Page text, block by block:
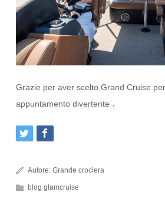
Grazie per aver scelto Grand Cruise
appuntamento divertente ♩
Autore:Grande crociera
blog glamcruise